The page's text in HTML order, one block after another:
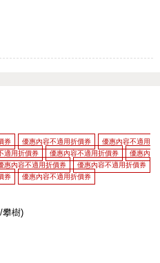
券 優惠內容不適用折價券
優惠內容不適用
適用折價券 優惠內容不適用折價券
優惠內
惠內容不適用折價券
優惠內容不適用折價券
券 優惠內容不適用折價券
攀樹)